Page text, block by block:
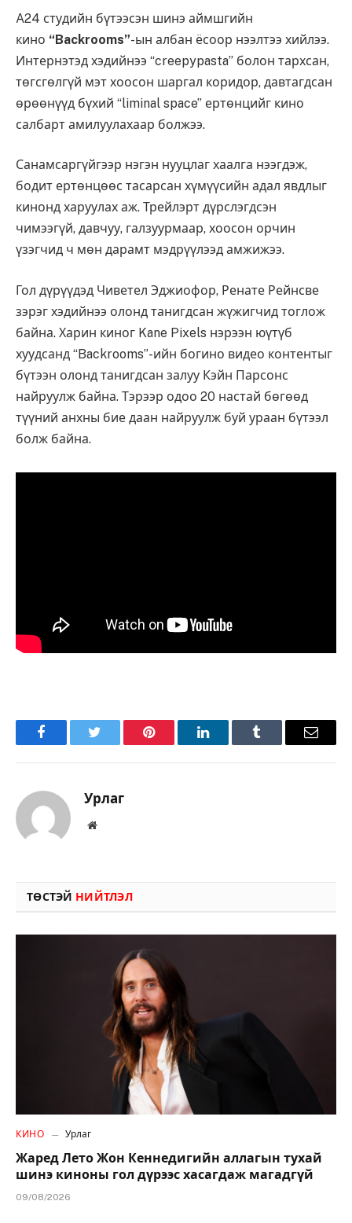
A24 студийн бүтээсэн шинэ аймшгийн
кино “Backrooms”-ын албан ёсоор нээлтээ хийлээ.
Интернэтэд хэдийнээ “creepypasta” болон тархсан,
төгсгөлгүй мэт хоосон шаргал коридор, давтагдсан
өрөөнүүд бүхий “liminal space” ертөнцийг кино
салбарт амилуулахаар болжээ.
Санамсаргүйгээр нэгэн нууцлаг хаалга нээгдэж,
бодит ертөнцөөс тасарсан хүмүүсийн адал явдлыг
кинонд харуулах аж. Трейлэрт дүрслэгдсэн
чимээгүй, давчуу, галзуурмаар, хоосон орчин
үзэгчид ч мөн дарамт мэдрүүлээд амжижээ.
Гол дүрүүдэд Чиветел Эджиофор, Ренате Рейнсве
зэрэг хэдийнээ олонд танигдсан жүжигчид тоглож
байна. Харин киног Kane Pixels нэрээн юүтүб
хуудсанд “Backrooms”-ийн богино видео контентыг
бүтээн олонд танигдсан залуу Кэйн Парсонс
найруулж байна. Тэрээр одоо 20 настай бөгөөд
түүний анхны бие даан найруулж буй ураан бүтээл
болж байна.
FacebookTwitter Pinterest LinkedInTumblr Имэйл
Урлаг
Вэбсайт
ТӨСТЭЙ НИЙТЛЭЛ
КИНО Урлаг
Жаред Лето Жон Кеннедигийн аллагын тухай
шинэ киноны гол дүрээс хасагдаж магадгүй
09/08/2026